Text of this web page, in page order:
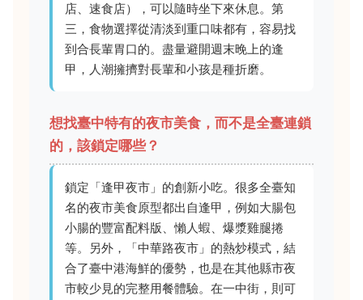
店、速食店），可以隨時坐下來休息。第
三，食物選擇從清淡到重口味都有，容易找
到合長輩胃口的。盡量避開週末晚上的逢
甲，人潮擁擠對長輩和小孩是種折磨。
想找臺中特有的夜市美食，而不是全臺連鎖
的，該鎖定哪些？
鎖定「逢甲夜市」的創新小吃。很多全臺知
名的夜市美食原型都出自逢甲，例如大腸包
小腸的豐富配料版、懶人蝦、爆漿雞腿捲
等。另外，「中華路夜市」的熱炒模式，結
合了臺中港海鮮的優勢，也是在其他縣市夜
市較少見的完整用餐體驗。在一中街，則可